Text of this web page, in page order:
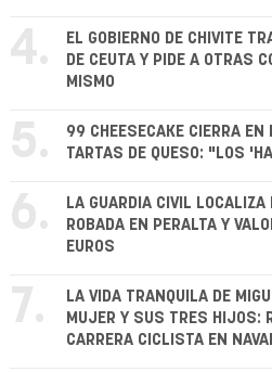
4.
EL GOBIERNO DE CHIVITE
DE CEUTA Y PIDE A OTRAS
MISMO
5.
99 CHEESECAKE CIERRA
TARTAS DE QUESO: "LOS
6.
LA GUARDIA CIVIL
ROBADA EN PERALTA Y
EUROS
7.
LA VIDA TRANQUILA DE
MUJER Y SUS TRES HIJOS:
CARRERA CICLISTA EN